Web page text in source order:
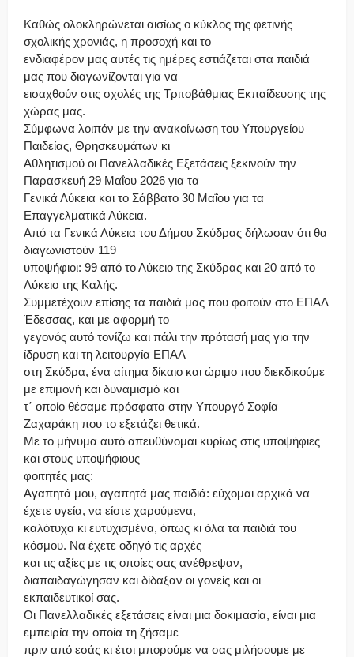
Καθώς ολοκληρώνεται αισίως ο κύκλος της φετινής
σχολικής χρονιάς, η προσοχή και το
ενδιαφέρον μας αυτές τις ημέρες εστιάζεται στα παιδιά
μας που διαγωνίζονται για να
εισαχθούν στις σχολές της Τριτοβάθμιας Εκπαίδευσης της
χώρας μας.
Σύμφωνα λοιπόν με την ανακοίνωση του Υπουργείου
Παιδείας, Θρησκευμάτων κι
Αθλητισμού οι Πανελλαδικές Εξετάσεις ξεκινούν την
Παρασκευή 29 Μαΐου 2026 για τα
Γενικά Λύκεια και το Σάββατο 30 Μαΐου για τα
Επαγγελματικά Λύκεια.
Από τα Γενικά Λύκεια του Δήμου Σκύδρας δήλωσαν ότι θα
διαγωνιστούν 119
υποψήφιοι: 99 από το Λύκειο της Σκύδρας και 20 από το
Λύκειο της Καλής.
Συμμετέχουν επίσης τα παιδιά μας που φοιτούν στο ΕΠΑΛ
Έδεσσας, και με αφορμή το
γεγονός αυτό τονίζω και πάλι την πρότασή μας για την
ίδρυση και τη λειτουργία ΕΠΑΛ
στη Σκύδρα, ένα αίτημα δίκαιο και ώριμο που διεκδικούμε
με επιμονή και δυναμισμό και
τ΄ οποίο θέσαμε πρόσφατα στην Υπουργό Σοφία
Ζαχαράκη που το εξετάζει θετικά.
Με το μήνυμα αυτό απευθύνομαι κυρίως στις υποψήφιες
και στους υποψήφιους
φοιτητές μας:
Αγαπητά μου, αγαπητά μας παιδιά: εύχομαι αρχικά να
έχετε υγεία, να είστε χαρούμενα,
καλότυχα κι ευτυχισμένα, όπως κι όλα τα παιδιά του
κόσμου. Να έχετε οδηγό τις αρχές
και τις αξίες με τις οποίες σας ανέθρεψαν,
διαπαιδαγώγησαν και δίδαξαν οι γονείς και οι
εκπαιδευτικοί σας.
Οι Πανελλαδικές εξετάσεις είναι μια δοκιμασία, είναι μια
εμπειρία την οποία τη ζήσαμε
πριν από εσάς κι έτσι μπορούμε να σας μιλήσουμε με